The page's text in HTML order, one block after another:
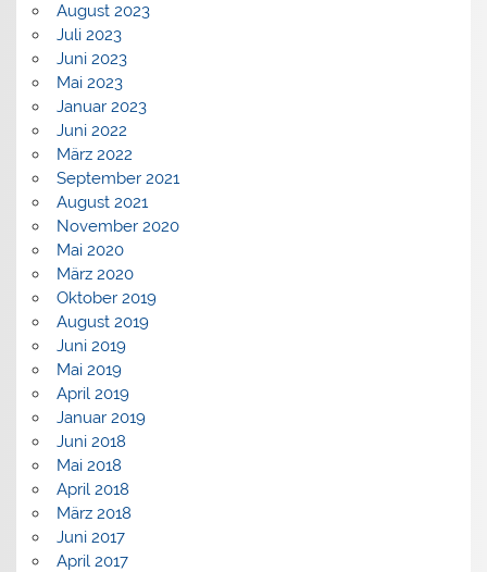
August 2023
Juli 2023
Juni 2023
Mai 2023
Januar 2023
Juni 2022
März 2022
September 2021
August 2021
November 2020
Mai 2020
März 2020
Oktober 2019
August 2019
Juni 2019
Mai 2019
April 2019
Januar 2019
Juni 2018
Mai 2018
April 2018
März 2018
Juni 2017
April 2017